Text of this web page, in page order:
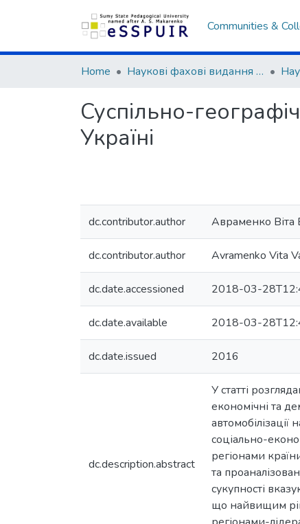
Communities &
Home Наукові фахові видання СумДПУ
Суспільно-
Україні
dc.contributor.author Авраменко Віта
dc.contributor.author Avramenko Vita
dc.date.accessioned 2018-03-
dc.date.available 2018-03-
dc.date.issued 2016
dc.description.abstract
У статті
економічні та
автомобілізації
соціально-
регіонами
та
сукупності
що найвищим